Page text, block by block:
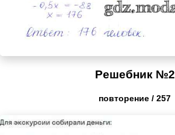
Решебник №2
повторение / 257